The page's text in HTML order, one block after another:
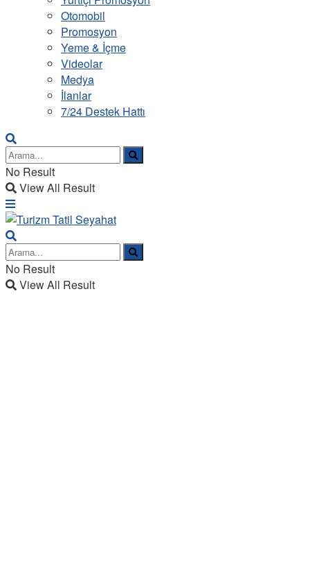
Otomobil
Promosyon
Yeme & İçme
Videolar
Medya
İlanlar
7/24 Destek Hattı
No Result
View All Result
No Result
View All Result